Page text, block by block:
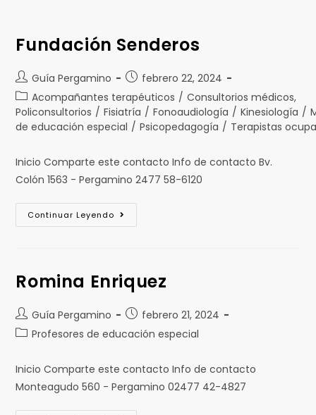
Fundación Senderos
Guía Pergamino
febrero 22, 2024
Acompañantes terapéuticos / Consultorios médicos,
Policonsultorios / Fisiatría / Fonoaudiología / Kinesiología /
de educación especial / Psicopedagogía / Terapistas
Inicio Comparte este contacto Info de contacto Bv.
Colón 1563 - Pergamino 2477 58-6120
Continuar Leyendo
Romina Enriquez
Guía Pergamino
febrero 21, 2024
Profesores de educación especial
Inicio Comparte este contacto Info de contacto
Monteagudo 560 - Pergamino 02477 42-4827